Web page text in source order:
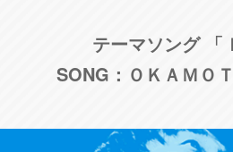
テーマソング 「
SONG：ＯＫＡＭＯ